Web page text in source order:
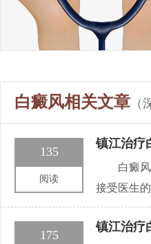
白癜风相关文章
135
阅读
镇江治疗
白癜
接受医生
175
镇江治疗